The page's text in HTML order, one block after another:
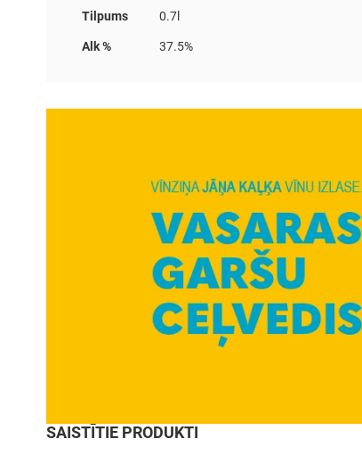
Tilpums 0.7l
Alk % 37.5%
SAISTĪTIE PRODUKTI